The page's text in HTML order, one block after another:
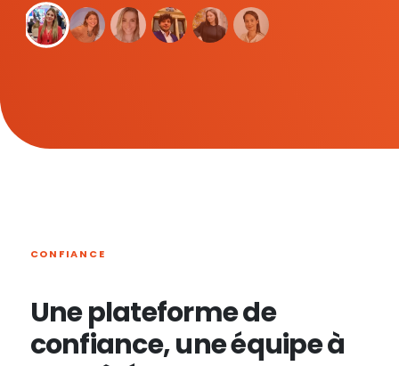
CONFIANCE
Une plateforme de
confiance, une équipe à